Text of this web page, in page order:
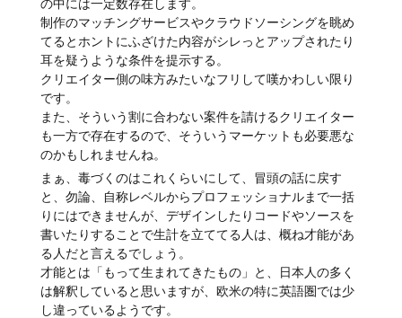
の中には一定数存在します。
制作のマッチングサービスやクラウドソーシングを眺め
てるとホントにふざけた内容がシレっとアップされたり
耳を疑うような条件を提示する。
クリエイター側の味方みたいなフリして嘆かわしい限り
です。
また、そういう割に合わない案件を請けるクリエイター
も一方で存在するので、そういうマーケットも必要悪な
のかもしれませんね。
まぁ、毒づくのはこれくらいにして、冒頭の話に戻す
と、勿論、自称レベルからプロフェッショナルまで一括
りにはできませんが、デザインしたりコードやソースを
書いたりすることで生計を立ててる人は、概ね才能があ
る人だと言えるでしょう。
才能とは「もって生まれてきたもの」と、日本人の多く
は解釈していると思いますが、欧米の特に英語圏では少
し違っているようです。